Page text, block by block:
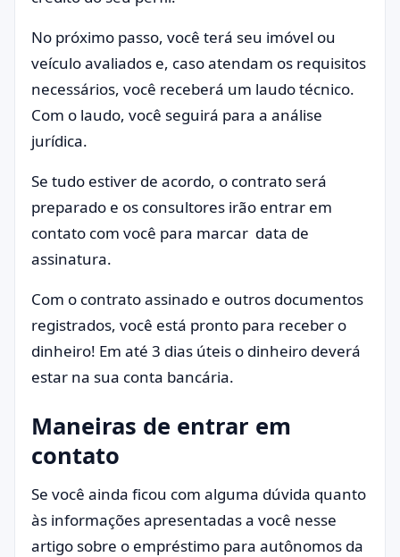
No próximo passo, você terá seu imóvel ou
veículo avaliados e, caso atendam os requisitos
necessários, você receberá um laudo técnico.
Com o laudo, você seguirá para a análise
jurídica.
Se tudo estiver de acordo, o contrato será
preparado e os consultores irão entrar em
contato com você para marcar data de
assinatura.
Com o contrato assinado e outros documentos
registrados, você está pronto para receber o
dinheiro! Em até 3 dias úteis o dinheiro deverá
estar na sua conta bancária.
Maneiras de entrar em
contato
Se você ainda ficou com alguma dúvida quanto
às informações apresentadas a você nesse
artigo sobre o empréstimo para autônomos da